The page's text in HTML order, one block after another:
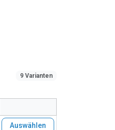
9 Varianten
Auswählen